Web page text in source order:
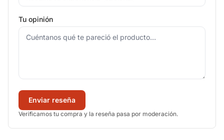
Tu opinión
Enviar reseña
Verificamos tu compra y la reseña pasa por moderación.